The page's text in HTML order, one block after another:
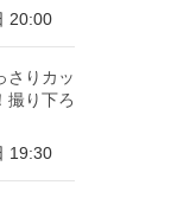
20:00
さりカッ
撮り下ろ
19:30